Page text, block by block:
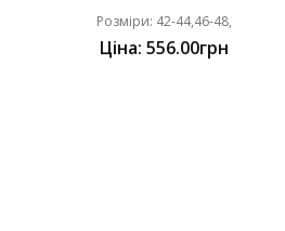
Розміри: 42-44,46-48,
Ціна: 556.00грн